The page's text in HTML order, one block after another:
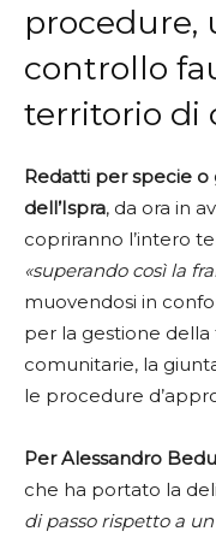
procedure,
controllo
territorio di
Redatti per specie
dell’Ispra, da ora in
copriranno l’intero
«superando così la
muovendosi in
per la gestione
comunitarie, la
le procedure
Per Alessandro
che ha portato la
di passo rispetto a